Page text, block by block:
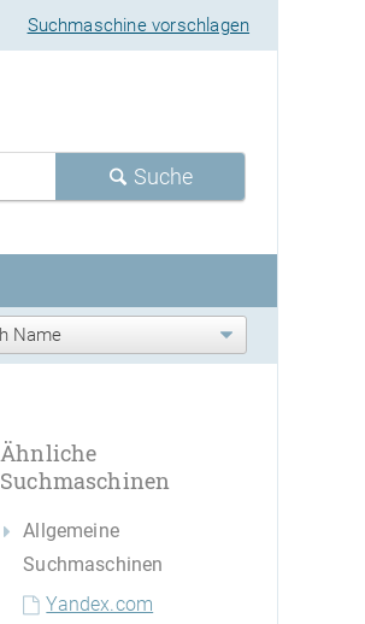
Suchmaschine vorschlagen
Suche
Ähnliche
Suchmaschinen
Allgemeine
Suchmaschinen
Yandex.com